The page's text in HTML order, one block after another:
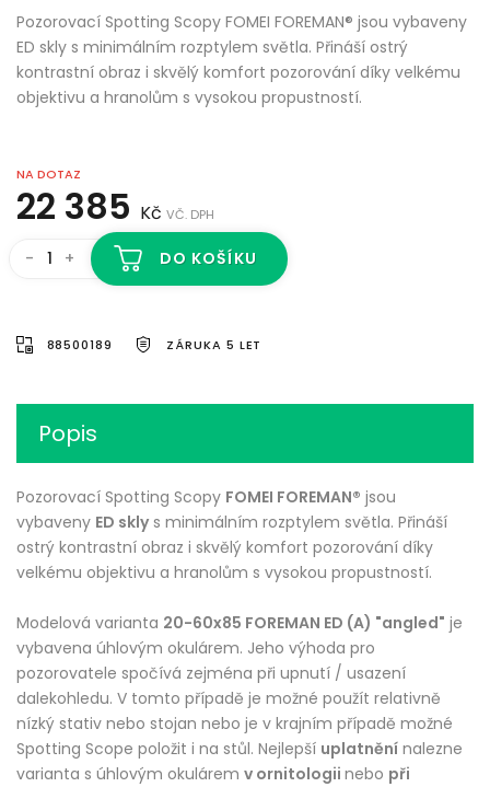
Pozorovací Spotting Scopy FOMEI FOREMAN® jsou vybaveny
ED skly s minimálním rozptylem světla. Přináší ostrý
kontrastní obraz i skvělý komfort pozorování díky velkému
objektivu a hranolům s vysokou propustností.
NA DOTAZ
22 385 Kč VČ. DPH
- + DO KOŠÍKU
88500189 ZÁRUKA 5 LET
Popis
Pozorovací Spotting Scopy FOMEI FOREMAN® jsou
vybaveny ED sklys minimálním rozptylem světla. Přináší
ostrý kontrastní obraz i skvělý komfort pozorování díky
velkému objektivu a hranolům s vysokou propustností.
Modelová varianta 20-60x85 FOREMAN ED (A) "angled" je
vybavena úhlovým okulárem. Jeho výhoda pro
pozorovatele spočívá zejména při upnutí / usazení
dalekohledu. V tomto případě je možné použít relativně
nízký stativ nebo stojan nebo je v krajním případě možné
Spotting Scope položit i na stůl. Nejlepší uplatnění nalezne
varianta s úhlovým okulárem v ornitologii nebo při